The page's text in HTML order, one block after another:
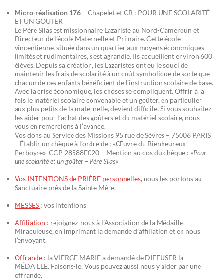
Micro-réalisation 176 – Chapelet et CB : POUR UNE SCOLARITÉ
ET UN GOÛTER
Le Père Silas est missionnaire Lazariste au Nord-Cameroun et
Directeur de l’école Maternelle et Primaire. Cette école
vincentienne, située dans un quartier aux moyens économiques
limités et rudimentaires, s’est agrandie. Ils accueillent environ 600
élèves. Depuis sa création, les Lazaristes ont eu le souci de
maintenir les frais de scolarité à un coût symbolique de sorte que
chacun de ces enfants bénéficient de l’instruction scolaire de base.
Avec la crise économique, les choses se compliquent. Offrir à la
fois le matériel scolaire convenable et un goûter, en particulier
aux plus petits de la maternelle, devient difficile. Si vous souhaitez
les aider pour l’achat des goûters et du matériel scolaire, nous
vous en remercions à l’avance.
Vos dons au Service des Missions 95 rue de Sèvres – 75006 PARIS
– Établir un chèque à l’ordre de : «Œuvre du Bienheureux
Perboyre» CCP 28588E020 – Mention au dos du chèque : »Pour
une scolarité et un goûter – Père Silas«
Vos INTENTIONS de PRIÈRE personnelles, nous les portons au
Sanctuaire près de la Sainte Mère.
MESSES : vos intentions
Affiliation : rejoignez-nous à l’Association de la Médaille
Miraculeuse, en imprimant la demande d’affiliation et en nous
l’envoyant.
Offrande : la VIERGE MARIE a demandé de DIFFUSER la
MÉDAILLE. Faisons-le. Vous pouvez aussi nous y aider par une
offrande.